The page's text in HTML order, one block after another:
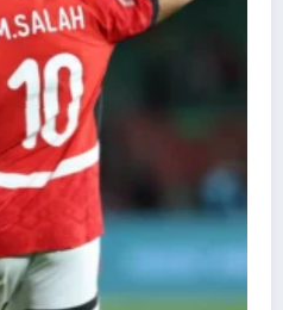
le Sénégal renverse le
quarts
Durandeau